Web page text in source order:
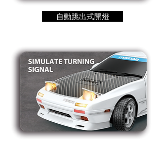
自動跳出式開燈